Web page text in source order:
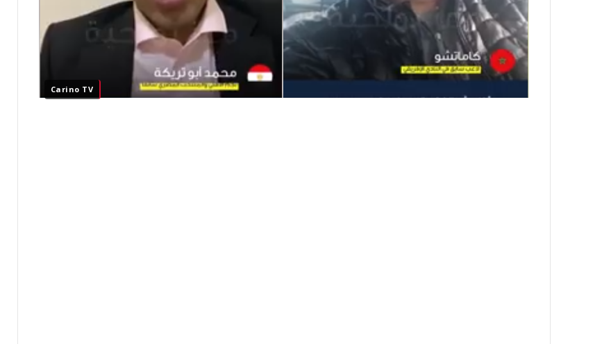
Carino TV